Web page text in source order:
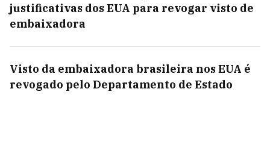
justificativas dos EUA para revogar visto de
embaixadora
Visto da embaixadora brasileira nos EUA é
revogado pelo Departamento de Estado